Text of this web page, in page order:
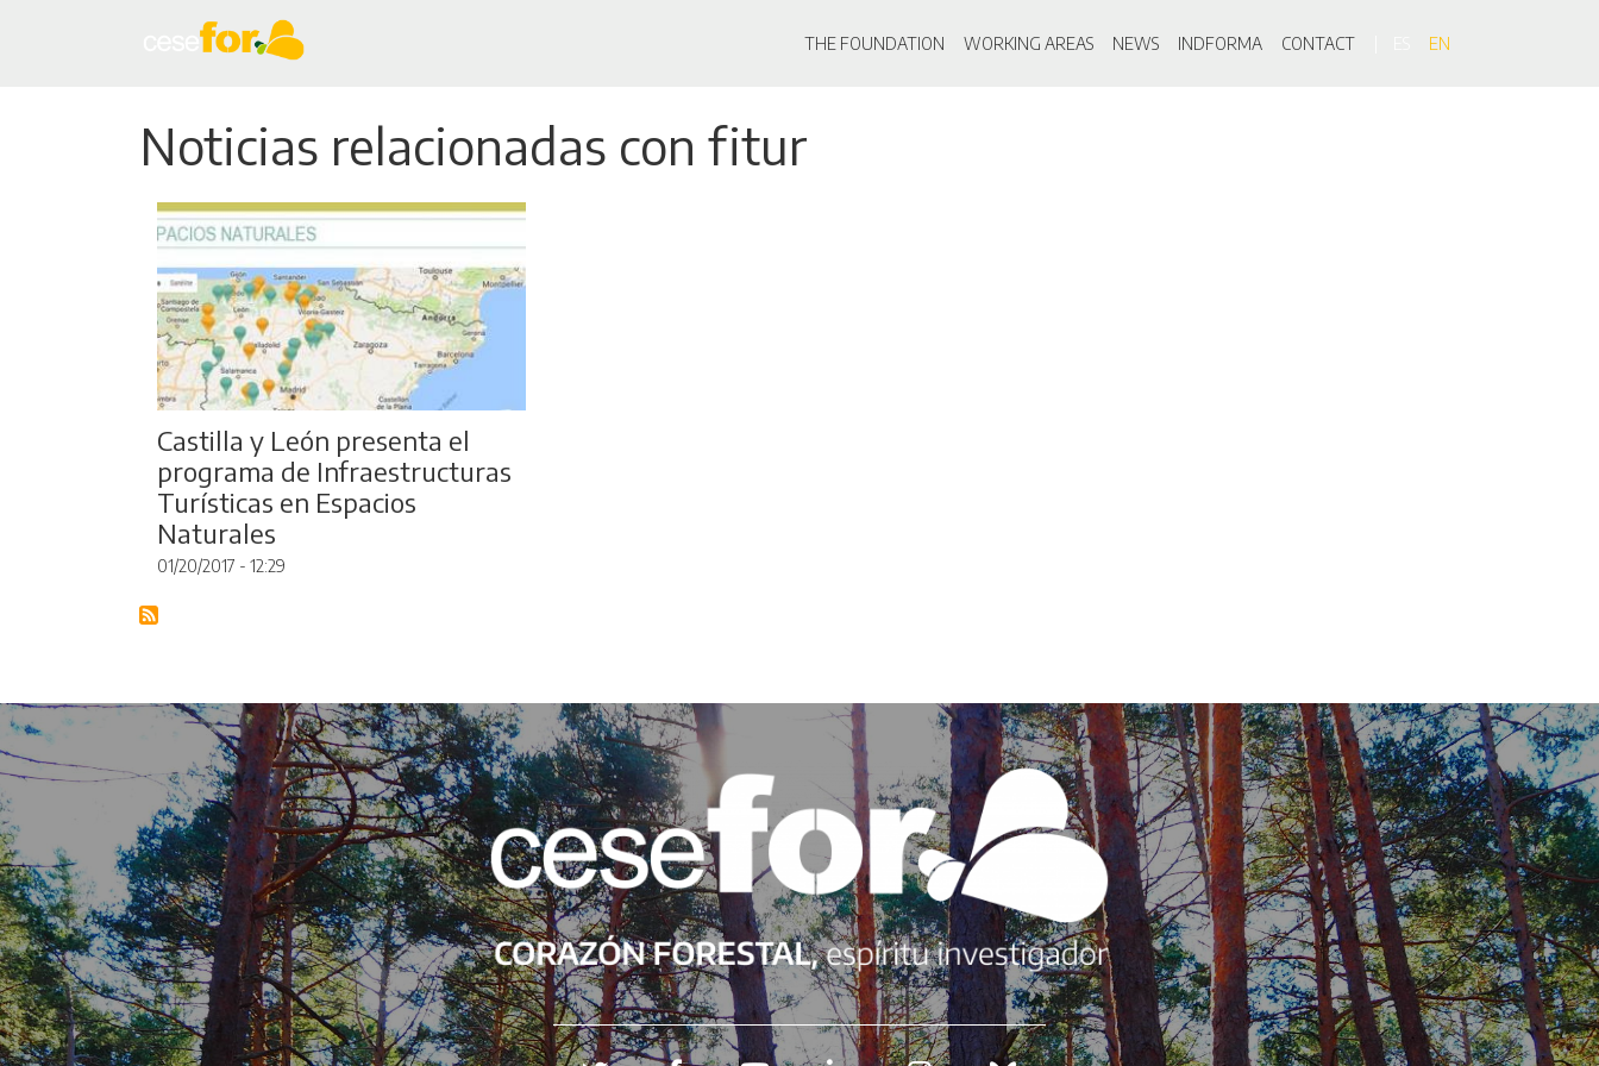
to
Main navigation
THE FOUNDATION WORKING AREAS NEWS INDFORMA CONTACT EN
Noticias relacionadas con fitur
Castilla y León presenta el
programa de Infraestructuras
Turísticas en Espacios
Naturales
01/20/2017 - 12:29